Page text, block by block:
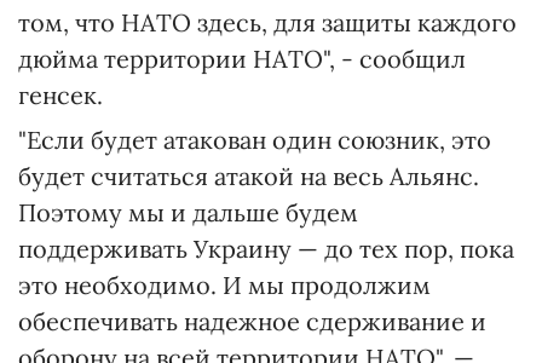
том, что НАТО здесь, для защиты каждого
дюйма территории НАТО", - сообщил
генсек.
"Если будет атакован один союзник, это
будет считаться атакой на весь Альянс.
Поэтому мы и дальше будем
поддерживать Украину — до тех пор, пока
это необходимо. И мы продолжим
обеспечивать надежное сдерживание и